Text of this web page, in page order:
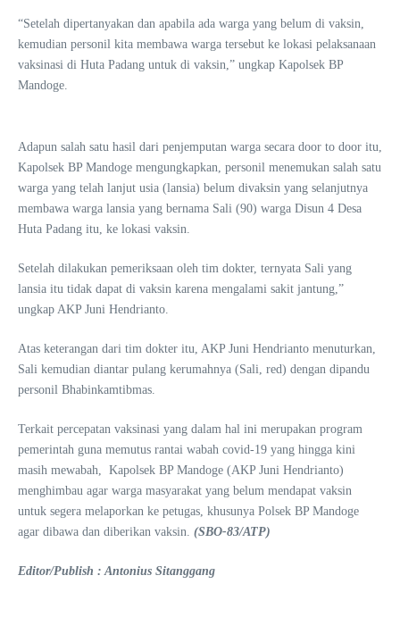
“Setelah dipertanyakan dan apabila ada warga yang belum di vaksin,
kemudian personil kita membawa warga tersebut ke lokasi pelaksanaan
vaksinasi di Huta Padang untuk di vaksin,” ungkap Kapolsek BP
Mandoge.
Adapun salah satu hasil dari penjemputan warga secara door to door itu,
Kapolsek BP Mandoge mengungkapkan, personil menemukan salah satu
warga yang telah lanjut usia (lansia) belum divaksin yang selanjutnya
membawa warga lansia yang bernama Sali (90) warga Disun 4 Desa
Huta Padang itu, ke lokasi vaksin.
Setelah dilakukan pemeriksaan oleh tim dokter, ternyata Sali yang
lansia itu tidak dapat di vaksin karena mengalami sakit jantung,”
ungkap AKP Juni Hendrianto.
Atas keterangan dari tim dokter itu, AKP Juni Hendrianto menuturkan,
Sali kemudian diantar pulang kerumahnya (Sali, red) dengan dipandu
personil Bhabinkamtibmas.
Terkait percepatan vaksinasi yang dalam hal ini merupakan program
pemerintah guna memutus rantai wabah covid-19 yang hingga kini
masih mewabah, Kapolsek BP Mandoge (AKP Juni Hendrianto)
menghimbau agar warga masyarakat yang belum mendapat vaksin
untuk segera melaporkan ke petugas, khusunya Polsek BP Mandoge
agar dibawa dan diberikan vaksin. (SBO-83/ATP)
Editor/Publish : Antonius Sitanggang